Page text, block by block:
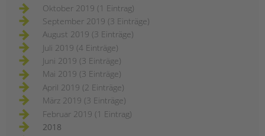
Oktober 2019 (1 Eintrag)
September 2019 (3 Einträge)
August 2019 (3 Einträge)
Juli 2019 (4 Einträge)
Juni 2019 (3 Einträge)
Mai 2019 (3 Einträge)
April 2019 (2 Einträge)
März 2019 (3 Einträge)
Februar 2019 (1 Eintrag)
2018